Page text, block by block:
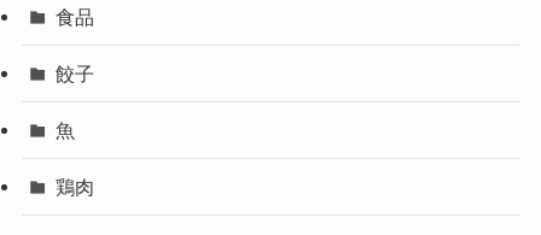
食品
餃子
魚
鶏肉